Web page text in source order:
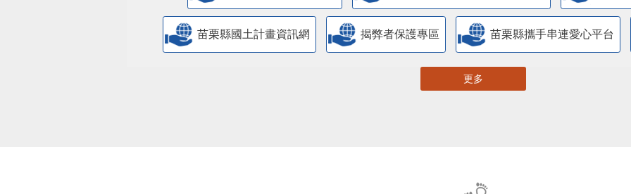
苗栗縣國土計畫資訊網 揭弊者保護專區 苗栗縣攜手串連愛心平台
更多